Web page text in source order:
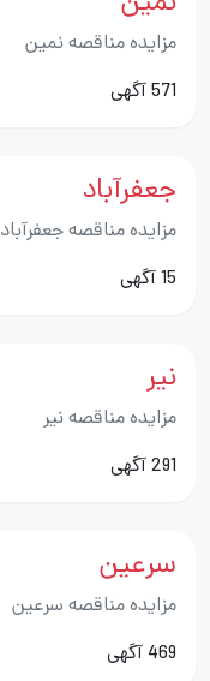
مزایده مناقصه نمین
571 آگهی
جعفرآباد
مزایده مناقصه جعفرآباد
15 آگهی
نیر
مزایده مناقصه نیر
291 آگهی
سرعین
مزایده مناقصه سرعین
469 آگهی